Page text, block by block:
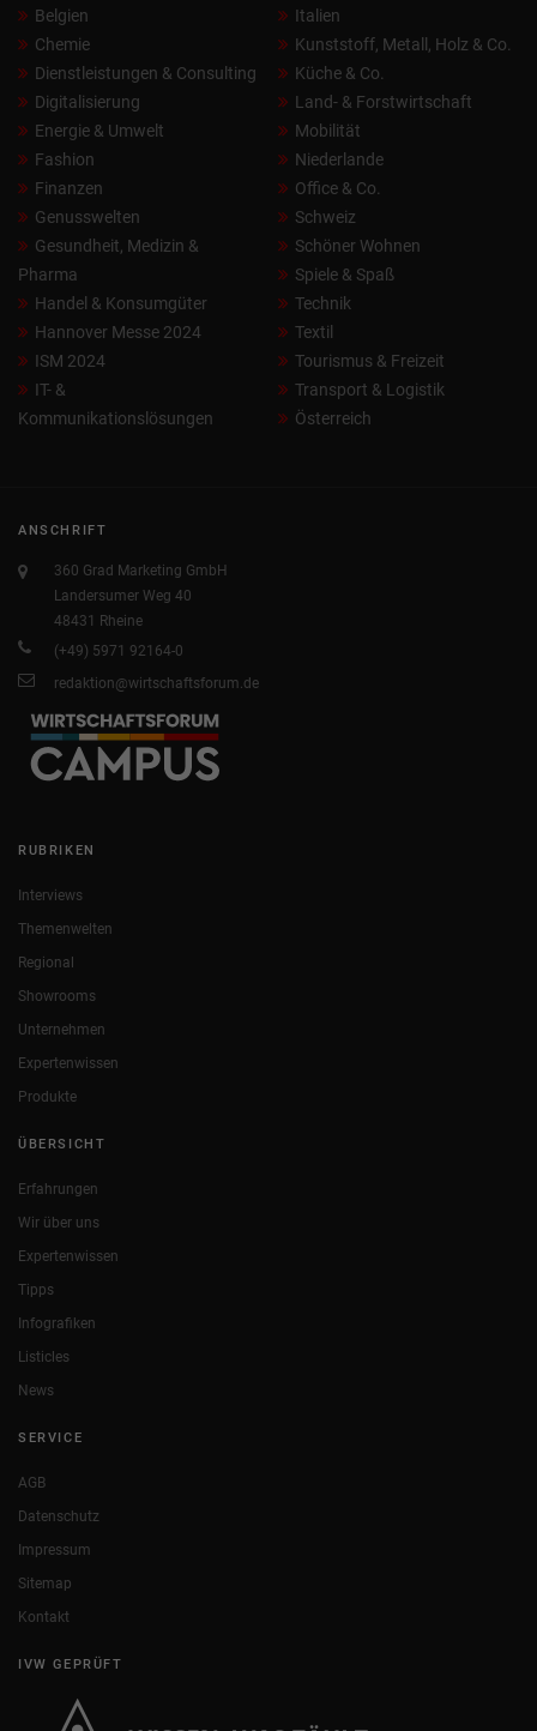
Belgien
Chemie
Dienstleistungen & Consulting
Digitalisierung
Energie & Umwelt
Fashion
Finanzen
Genusswelten
Gesundheit, Medizin &
Pharma
Handel & Konsumgüter
Hannover Messe 2024
ISM 2024
IT- &
Kommunikationslösungen
Italien
Kunststoff, Metall, Holz & Co.
Küche & Co.
Land- & Forstwirtschaft
Mobilität
Niederlande
Office & Co.
Schweiz
Schöner Wohnen
Spiele & Spaß
Technik
Textil
Tourismus & Freizeit
Transport & Logistik
Österreich
ANSCHRIFT
360 Grad Marketing GmbH
Landersumer Weg 40
48431 Rheine
(+49) 5971 92164-0
redaktion@wirtschaftsforum.de
RUBRIKEN
Interviews
Themenwelten
Regional
Showrooms
Unternehmen
Expertenwissen
Produkte
ÜBERSICHT
Erfahrungen
Wir über uns
Expertenwissen
Tipps
Infografiken
Listicles
News
SERVICE
AGB
Datenschutz
Impressum
Sitemap
Kontakt
IVW GEPRÜFT